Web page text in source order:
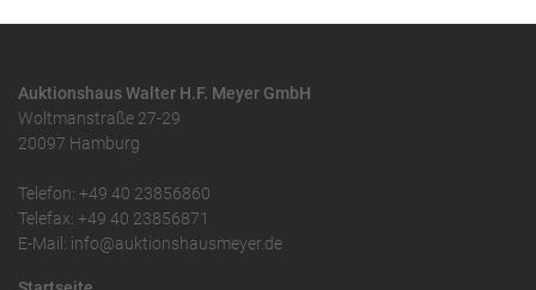
Auktionshaus Walter H.F. Meyer GmbH
Woltmanstraße 27-29
20097 Hamburg
Telefon: +49 40 23856860
Telefax: +49 40 23856871
E-Mail: info@auktionshausmeyer.de